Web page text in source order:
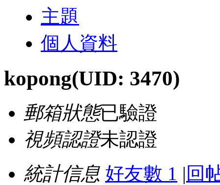
主題
個人資料
kopong(UID: 3470)
郵箱狀態已驗證
視頻認證未認證
統計信息 好友數 1 | 回